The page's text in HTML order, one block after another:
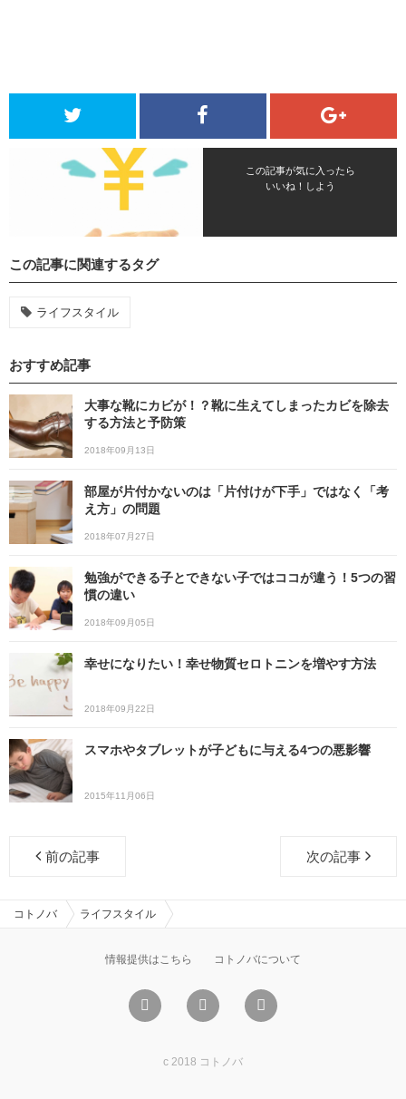
この記事が気に入ったら
いいね！しよう
この記事に関連するタグ
ライフスタイル
おすすめ記事
大事な靴にカビが！？靴に生えてしまったカビを除去
する方法と予防策
2018年09月13日
部屋が片付かないのは「片付けが下手」ではなく「考
え方」の問題
2018年07月27日
勉強ができる子とできない子ではココが違う！5つの習
慣の違い
2018年09月05日
幸せになりたい！幸せ物質セロトニンを増やす方法
2018年09月22日
スマホやタブレットが子どもに与える4つの悪影響
2015年11月06日
前の記事 次の記事
コトノバ ライフスタイル
情報提供はこちら コトノバについて
c 2018 コトノバ